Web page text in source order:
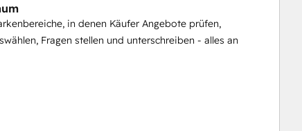
Sie
Zyklus mit vollständiger Nachvollziehbarkeit.
in denen Käufer Angebote prüfen,
Fragen stellen und unterschreiben - alles an